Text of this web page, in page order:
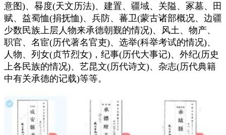
意图)、晷度(天文历法)、建置、疆域、关隘、冢墓、田
赋、益蜀恤(捐抚恤)、兵防、蕃卫(蒙古诸部概况、边疆
少数民族上层人物来承德朝觐的情况)、风土、物产、
职官、名宦(历代著名官吏)、选举(科举考试的情况)、
人物、列女(贞节烈女)，纪事(历代大事记)、外纪(历史
上各民族的情况)、艺昆文(历代诗文)、杂志(历代典籍
中有关承德的记载)等等。